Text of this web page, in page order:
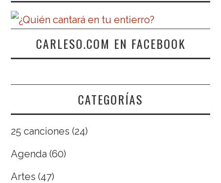
CARLESO.COM EN FACEBOOK
CATEGORÍAS
25 canciones (24)
Agenda (60)
Artes (47)